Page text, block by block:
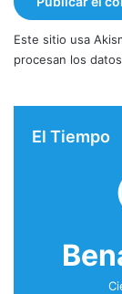
Este sitio usa
procesan los
El Tiempo